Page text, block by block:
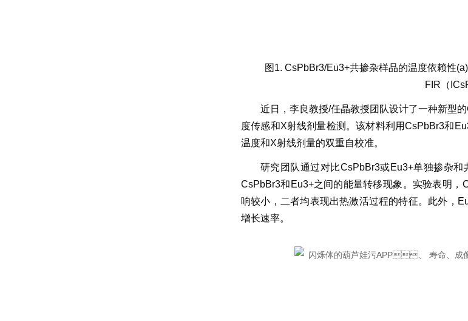
图1. CsPbBr3/Eu3+共掺杂样品的温度依赖性
FIR（I
近日，李良教授/任晶教授团队设计了一种新型
度传感和X射线剂量检测。该材料利用CsPbBr3和Eu
温度和X射线剂量的双重自校准。
研究团队通过对比CsPbBr3或Eu3+单独掺杂和
CsPbBr3和Eu3+之间的能量转移现象。实验表明
响较小，二者均表现出热激活过程的特征。此外，
增长速率。